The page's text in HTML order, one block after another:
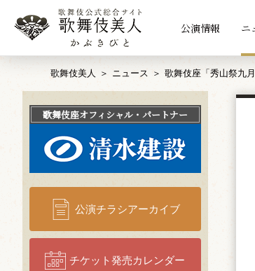
公演情報 ニ
歌舞伎美人 ニュース 歌舞伎座「秀山祭九
歌舞伎座オフィシャル・パートナー
公演チラシアーカイブ
チケット発売カレンダー